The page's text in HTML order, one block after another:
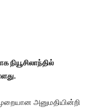
அனுமதியின்றி